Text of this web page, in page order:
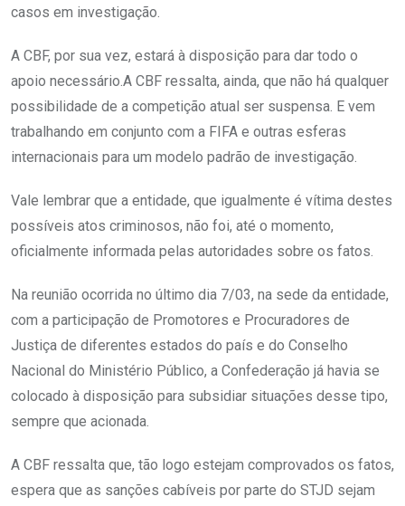
casos em investigação.
A CBF, por sua vez, estará à disposição para dar todo o
apoio necessário.A CBF ressalta, ainda, que não há qualquer
possibilidade de a competição atual ser suspensa. E vem
trabalhando em conjunto com a FIFA e outras esferas
internacionais para um modelo padrão de investigação.
Vale lembrar que a entidade, que igualmente é vítima destes
possíveis atos criminosos, não foi, até o momento,
oficialmente informada pelas autoridades sobre os fatos.
Na reunião ocorrida no último dia 7/03, na sede da entidade,
com a participação de Promotores e Procuradores de
Justiça de diferentes estados do país e do Conselho
Nacional do Ministério Público, a Confederação já havia se
colocado à disposição para subsidiar situações desse tipo,
sempre que acionada.
A CBF ressalta que, tão logo estejam comprovados os fatos,
espera que as sanções cabíveis por parte do STJD sejam